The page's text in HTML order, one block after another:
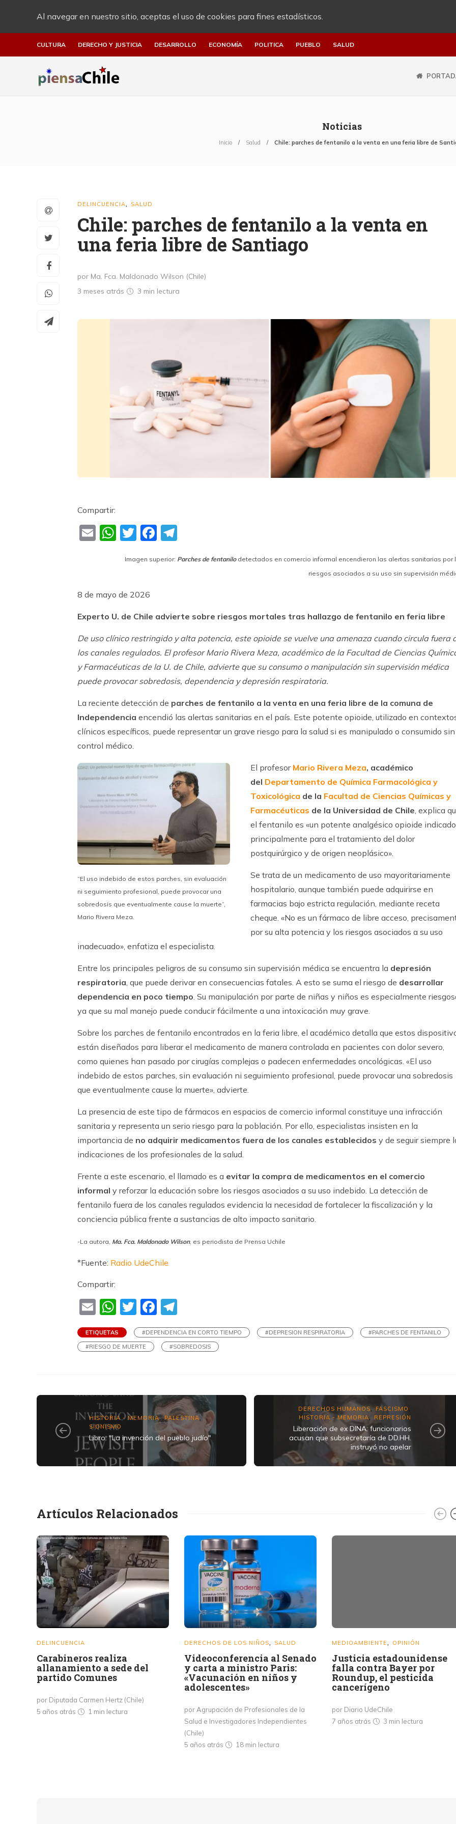
Al navegar en nuestro sitio, aceptas el uso de cookies para fines estadísticos.
CULTURA DERECHO Y JUSTICIA DESARROLLO ECONOMÍA POLITICA PUEBLO SALUD
Noticias
Inicio Salud Chile: parches de fentanilo a la venta en una feria libre de
DELINCUENCIA SALUD
Chile: parches de fentanilo a la venta en
una feria libre de Santiago
por Ma. Fca. Maldonado Wilson (Chile)
3 meses atrás
3 min lectura
Compartir:
EmailWhatsApp
TwitterFacebook
Imagen superior: Parches de fentanilo detectados en comercio informal encendieron las alertas sanitarias por
riesgos asociados a su uso sin supervisión
8 de mayo de 2026
Experto U. de Chile advierte sobre riesgos mortales tras hallazgo de fentanilo en feria libre
De uso clínico restringido y alta potencia, este opioide se vuelve una amenaza cuando circula fuera
los canales regulados. El profesor Mario Rivera Meza, académico de la Facultad de Ciencias
y Farmacéuticas de la U. de Chile, advierte que su consumo o manipulación sin supervisión médica
puede provocar sobredosis, dependencia y depresión respiratoria.
La reciente detección de parches de fentanilo a la venta en una feria libre de la comuna de
Independencia encendió las alertas sanitarias en el país. Este potente opioide, utilizado en
clínicos específicos, puede representar un grave riesgo para la salud si es manipulado o consumido sin
control médico.
“El uso indebido de estos parches, sin evaluación
ni seguimiento profesional, puede provocar una
sobredosis que eventualmente cause la muerte”,
Mario Rivera Meza.
El profesor Mario Rivera Meza, académico
del Departamento de Química Farmacológica y
Toxicológica de la Facultad de Ciencias Químicas y
Farmacéuticas de la Universidad de Chile , explica
el fentanilo es «un potente analgésico opioide indicado
principalmente para el tratamiento del dolor
postquirúrgico y de origen neoplásico».
Se trata de un medicamento de uso mayoritariamente
hospitalario, aunque también puede adquirirse en
farmacias bajo estricta regulación, mediante receta
cheque. «No es un fármaco de libre acceso,
por su alta potencia y los riesgos asociados a su uso
inadecuado», enfatiza el especialista.
Entre los principales peligros de su consumo sin supervisión médica se encuentra la depresión
respiratoria , que puede derivar en consecuencias fatales. A esto se suma el riesgo de desarrollar
dependencia en poco tiempo . Su manipulación por parte de niñas y niños es especialmente
ya que su mal manejo puede conducir fácilmente a una intoxicación muy grave.
Sobre los parches de fentanilo encontrados en la feria libre, el académico detalla que estos
están diseñados para liberar el medicamento de manera controlada en pacientes con dolor severo,
como quienes han pasado por cirugías complejas o padecen enfermedades oncológicas. «El uso
indebido de estos parches, sin evaluación ni seguimiento profesional, puede provocar una sobredosis
que eventualmente cause la muerte», advierte.
La presencia de este tipo de fármacos en espacios de comercio informal constituye una infracción
sanitaria y representa un serio riesgo para la población. Por ello, especialistas insisten en la
importancia de no adquirir medicamentos fuera de los canales establecidos y de seguir siempre
indicaciones de los profesionales de la salud.
Frente a este escenario, el llamado es a evitar la compra de medicamentos en el comercio
informal y reforzar la educación sobre los riesgos asociados a su uso indebido. La detección de
fentanilo fuera de los canales regulados evidencia la necesidad de fortalecer la fiscalización y la
conciencia pública frente a sustancias de alto impacto sanitario.
-La autora, Ma. Fca. Maldonado Wilson, es periodista de Prensa Uchile
*Fuente: Radio UdeChile
Compartir:
EmailWhatsApp
TwitterFacebook
ETIQUETAS #DEPENDENCIA EN CORTO TIEMPO #DEPRESION RESPIRATORIA
#PARCHES DE FENTANILO
#RIESGO DE MUERTE
#SOBREDOSIS
HISTORIA - MEMORIA,PALESTINA ,
SIONISMO
Libro: "La invención del pueblo judío"
DERECHOS HUMANOS , FASCISMO
HISTORIA - MEMORIA REPRESIÓN
Liberación de ex DINA: funcionarios
acusan que subsecretaría de DD.HH.
instruyó no apelar
Artículos Relacionados
DELINCUENCIA
Carabineros realiza
allanamiento a sede del
partido Comunes
por Diputada Carmen Hertz (Chile)
5 años atrás
1 min lectura
DERECHOS DE LOS NIÑOS SALUD
Videoconferencia al Senado
y carta a ministro Paris:
«Vacunación en niños y
adolescentes»
por Agrupación de Profesionales de la
Salud e Investigadores Independientes
(Chile)
5 años atrás
18 min lectura
MEDIOAMBIENTE OPINIÓN
Justicia estadounidense
falla contra Bayer por
Roundup, el pesticida
cancerígeno
por Diario UdeChile
7 años atrás
3 min lectura